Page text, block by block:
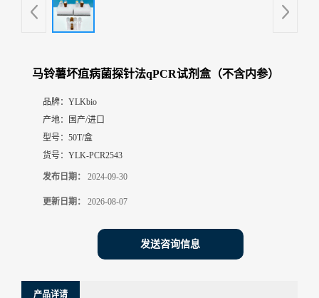
马铃薯坏疽病菌探针法qPCR试剂盒（不含内参）
品牌： YLKbio
产地：
国产/进口
型号： 50T/盒
货号： YLK-PCR2543
发布日期： 2024-09-30
更新日期： 2026-08-07
发送咨询信息
产品详请